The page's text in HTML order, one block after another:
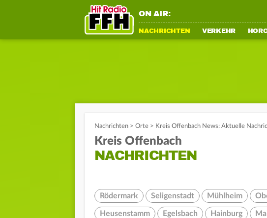
ON AIR:
NACHRICHTEN VERKEHR
Nachrichten > Orte > Kreis Offenbach News: Aktuelle
Kreis Offenbach
NACHRICHTEN
Rödermark Seligenstadt Mühlheim
Heusenstamm Egelsbach Hainburg